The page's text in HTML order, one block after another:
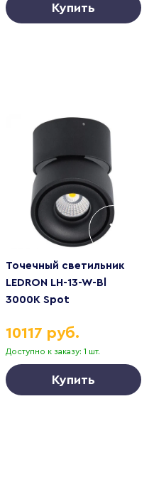
Купить
Точечный светильник
LEDRON LH-13-W-Bl
3000K Spot
Доступно к заказу: 1 шт.
10117 руб.
Купить